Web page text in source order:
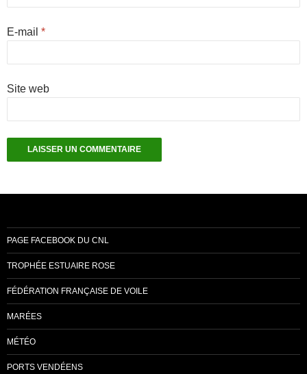
E-mail *
Site web
PAGE FACEBOOK DU CNL
TROPHÉE ESTUAIRE ROSE
FÉDÉRATION FRANÇAISE DE VOILE
MARÉES
MÉTÉO
PORTS VENDÉENS